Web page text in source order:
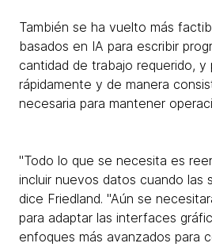
También se ha vuelto más
basados en IA para escribir
cantidad de trabajo requerido, y
rápidamente y de manera
necesaria para mantener
"Todo lo que se necesita es
incluir nuevos datos cuando las
dice Friedland. "Aún se
para adaptar las interfaces
enfoques más avanzados para